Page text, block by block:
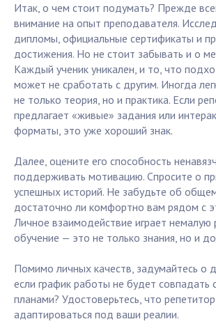
Итак, о чем стоит подумать? Прежде
внимание на опыт преподавателя.
дипломы, официальные сертификаты и
достижения. Но не стоит забывать и о
Каждый ученик уникален, и то, что
может не сработать с другим. Иногда
не только теория, но и практика. Если
предлагает «живые» задания или
форматы, это уже хороший знак.
Далее, оцените его способность
поддерживать мотивацию. Спросите о
успешных историй. Не забудьте об
достаточно ли комфортно вам рядом с
Личное взаимодействие играет немалую
обучение — это не только знания, но и
Помимо личных качеств, задумайтесь о
если график работы не будет совпадать
планами? Удостоверьтесь, что
адаптироваться под ваши реалии.